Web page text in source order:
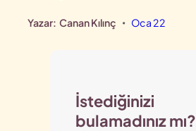
Yazar: Canan Kılınç • Oca 22
İstediğinizi
bulamadınız mı?